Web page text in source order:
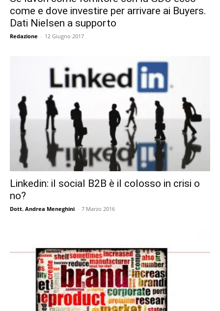
come e dove investire per arrivare ai Buyers.
Dati Nielsen a supporto
Redazione - 12 Giugno 2017
Linkedin: il social B2B è il colosso in crisi o
no?
Dott. Andrea Meneghini - 7 Marzo 2016